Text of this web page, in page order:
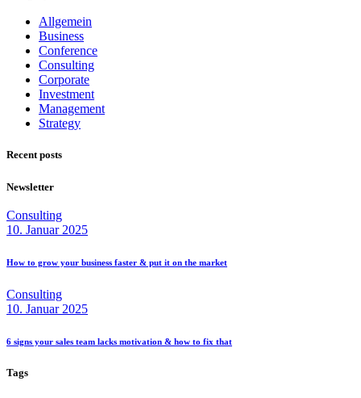
Allgemein
Business
Conference
Consulting
Corporate
Investment
Management
Strategy
Recent posts
Newsletter
Consulting
10. Januar 2025
How to grow your business faster & put it on the market
Consulting
10. Januar 2025
6 signs your sales team lacks motivation & how to fix that
Tags